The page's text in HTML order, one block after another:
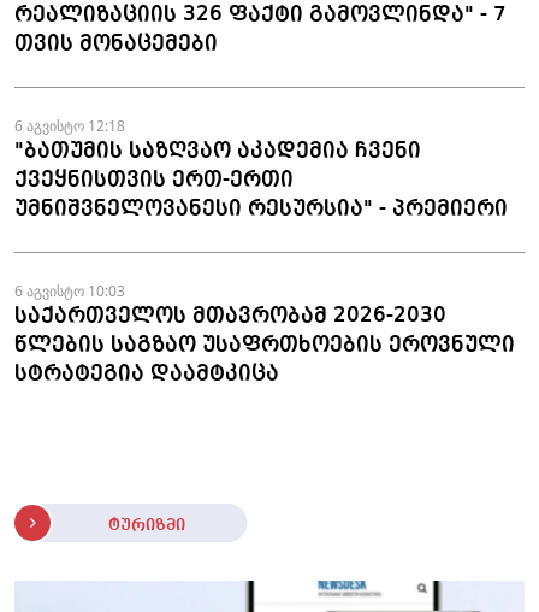
რეალიზაციის 326 ფაქტი გამოვლინდა" - 7
თვის მონაცემები
6 აგვისტო 12:18
"ბათუმის საზღვაო აკადემია ჩვენი
ქვეყნისთვის ერთ-ერთი
უმნიშვნელოვანესი რესურსია" - პრემიერი
6 აგვისტო 10:03
საქართველოს მთავრობამ 2026-2030
წლების საგზაო უსაფრთხოების ეროვნული
სტრატეგია დაამტკიცა
ტურიზმი